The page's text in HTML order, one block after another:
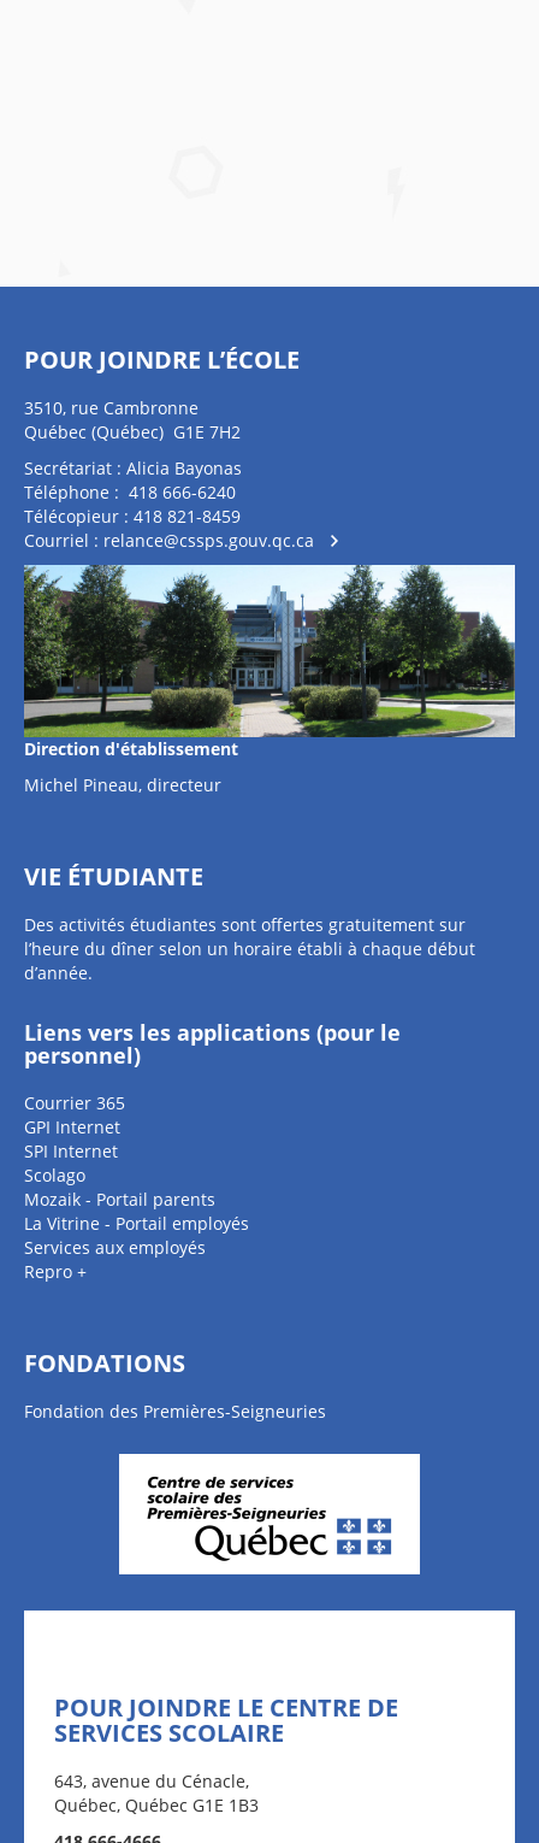
POUR JOINDRE L’ÉCOLE
3510, rue Cambronne
Québec (Québec) G1E 7H2
Secrétariat : Alicia Bayonas
Téléphone : 418 666-6240
Télécopieur : 418 821-8459
Courriel : relance@cssps.gouv.qc.ca
Direction d'établissement
Michel Pineau, directeur
VIE ÉTUDIANTE
Des activités étudiantes sont offertes gratuitement sur
l’heure du dîner selon un horaire établi à chaque début
d’année.
Liens vers les applications (pour le
personnel)
Courrier 365
GPI Internet
SPI Internet
Scolago
Mozaik - Portail parents
La Vitrine - Portail employés
Services aux employés
Repro +
FONDATIONS
Fondation des Premières-Seigneuries
POUR JOINDRE LE CENTRE DE
SERVICES SCOLAIRE
643, avenue du Cénacle,
Québec, Québec G1E 1B3